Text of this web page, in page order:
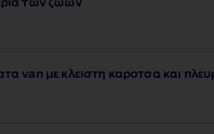
των ζωων
van με κλειστη καροτσα και